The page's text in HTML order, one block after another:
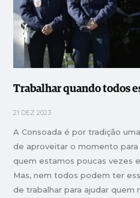
Trabalhar quando todos
21 DEZ 2023
A Consoada é por tradição
de aproveitar o momento
quem estamos poucas vezes
Mas, nem todos podem ter
de trabalhar para ajudar quem